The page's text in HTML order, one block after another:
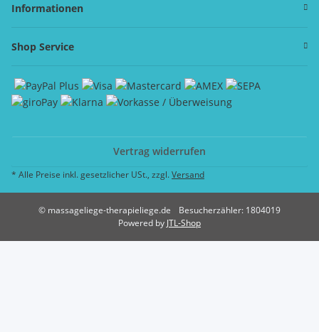
Informationen
Shop Service
Vertrag widerrufen
* Alle Preise inkl. gesetzlicher USt., zzgl.Versand
© massageliege-therapieliege.de
Besucherzähler: 1804019
Powered by JTL-Shop